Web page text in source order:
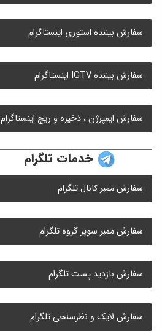
سفارش بیننده استوری اینستاگرام
سفارش بیننده IGTV اینستاگرام
سفارش ایمپرژن ، ذخیره و ریچ اینستاگرام
خدمات تلگرام
سفارش ممبر کانال تلگرام
سفارش ممبر سوپر گروه تلگرام
سفارش بازدید پست تلگرام
سفارش لایک و نظرسنجی تلگرام